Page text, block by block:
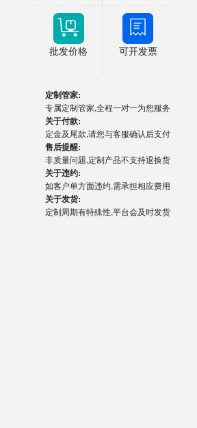
批发价格 可开发票
定制管家:
专属定制管家,全程一对一为您服务
关于付款:
定金及尾款,请您与客服确认后支付
售后提醒:
非质量问题,定制产品不支持退换货
关于违约:
如客户单方面违约,需承担相应费用
关于发货:
定制周期有特殊性,平台会及时发货